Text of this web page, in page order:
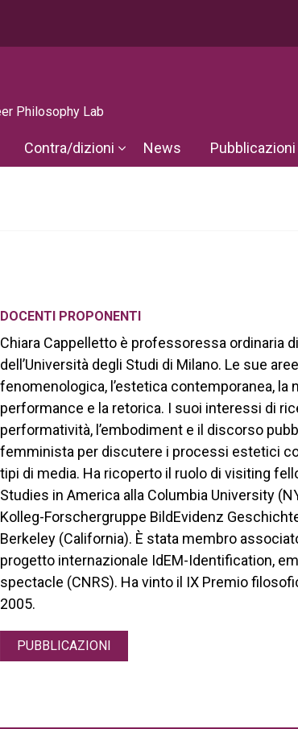
Philosophy Lab
Contra/dizioni News Pubblicazioni
DOCENTI PROPONENTI
Chiara Cappelletto è professoressa ordinaria
dell’Università degli Studi di Milano. Le sue
fenomenologica, l’estetica contemporanea,
performance e la retorica. I suoi interessi di
performatività, l’embodiment e il discorso
femminista per discutere i processi estetici
tipi di media. Ha ricoperto il ruolo di visiting
Studies in America alla Columbia University
Kolleg-Forschergruppe BildEvidenz
Berkeley (California). È stata membro
progetto internazionale IdEM-Identification,
spectacle (CNRS). Ha vinto il IX Premio
2005.
PUBBLICAZIONI